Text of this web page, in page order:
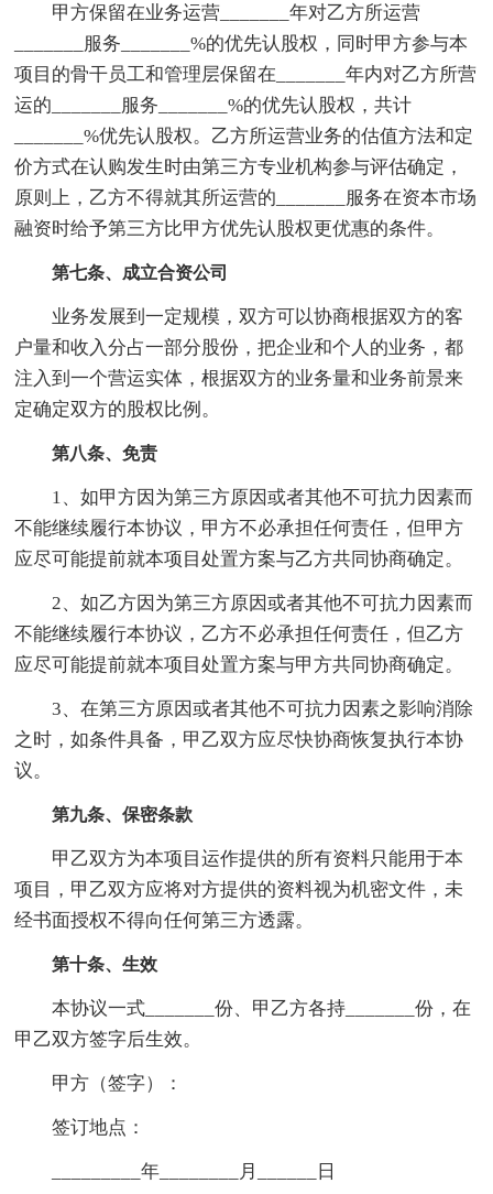
甲方保留在业务运营_______年对乙方所运营
_______服务_______%的优先认股权，同时甲方参与本
项目的骨干员工和管理层保留在_______年内对乙方所营
运的_______服务_______%的优先认股权，共计
_______%优先认股权。乙方所运营业务的估值方法和定
价方式在认购发生时由第三方专业机构参与评估确定，
原则上，乙方不得就其所运营的_______服务在资本市场
融资时给予第三方比甲方优先认股权更优惠的条件。
第七条、成立合资公司
业务发展到一定规模，双方可以协商根据双方的客
户量和收入分占一部分股份，把企业和个人的业务，都
注入到一个营运实体，根据双方的业务量和业务前景来
定确定双方的股权比例。
第八条、免责
1、如甲方因为第三方原因或者其他不可抗力因素而
不能继续履行本协议，甲方不必承担任何责任，但甲方
应尽可能提前就本项目处置方案与乙方共同协商确定。
2、如乙方因为第三方原因或者其他不可抗力因素而
不能继续履行本协议，乙方不必承担任何责任，但乙方
应尽可能提前就本项目处置方案与甲方共同协商确定。
3、在第三方原因或者其他不可抗力因素之影响消除
之时，如条件具备，甲乙双方应尽快协商恢复执行本协
议。
第九条、保密条款
甲乙双方为本项目运作提供的所有资料只能用于本
项目，甲乙双方应将对方提供的资料视为机密文件，未
经书面授权不得向任何第三方透露。
第十条、生效
本协议一式_______份、甲乙方各持_______份，在
甲乙双方签字后生效。
甲方（签字）：
签订地点：
_________年________月______日